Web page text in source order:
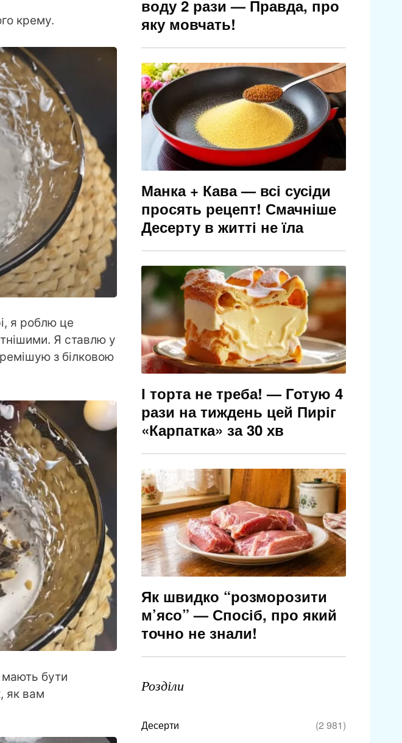
крему.
я роблю це
Я ставлю у
з білковою
бути
як вам
воду 2 рази — Правда, про
яку мовчать!
Манка + Кава — всі сусіди
просять рецепт! Смачніше
Десерту в житті не їла
І торта не треба! — Готую 4
рази на тиждень цей Пиріг
«Карпатка» за 30 хв
Як швидко “розморозити
м’ясо” — Спосіб, про який
точно не знали!
Розділи
Десерти
(2 981)